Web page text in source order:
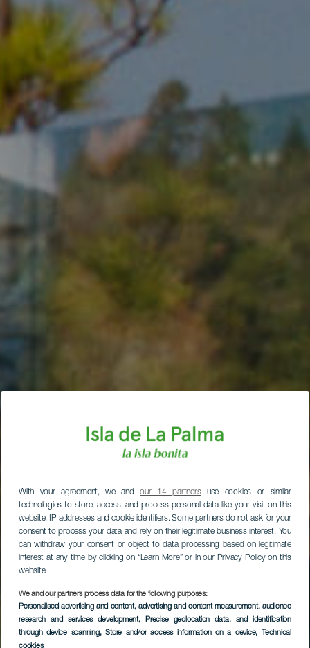
With your agreement, we andour 14 partnersuse cookies or similar
technologies to store, access, and process personal data like your visit on this
website, IP addresses and cookie identifiers. Some partners do not ask for your
consent to process your data and rely on their legitimate business interest. You
can withdraw your consent or object to data processing based on legitimate
interest at any time by clicking on “Learn More” or in our Privacy Policy on this
website.
We and our partners process data for the following purposes:
Personalised advertising and content, advertising and content measurement, audience
research and services development, Precise geolocation data, and identification
through device scanning, Store and/or access information on a device, Technical